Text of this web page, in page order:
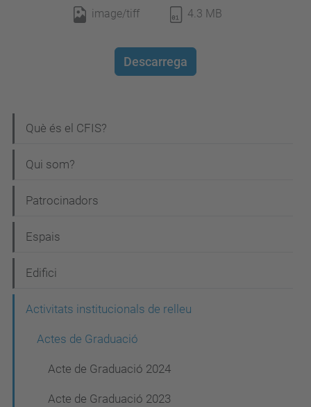
image/tiff 4.3 MB
Descarrega
a
v
g
a
i
Què és el CFIS?
Qui som?
Patrocinadors
Espais
Edifici
Activitats institucionals de relleu
Actes de Graduació
Acte de Graduació 2024
Acte de Graduació 2023